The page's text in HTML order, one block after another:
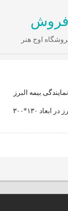
فروش
اوج هنر
بیمه البرز
طرح لایه باز تابلو بیمه البرز در ابعاد ۱۳۰*۳۰۰